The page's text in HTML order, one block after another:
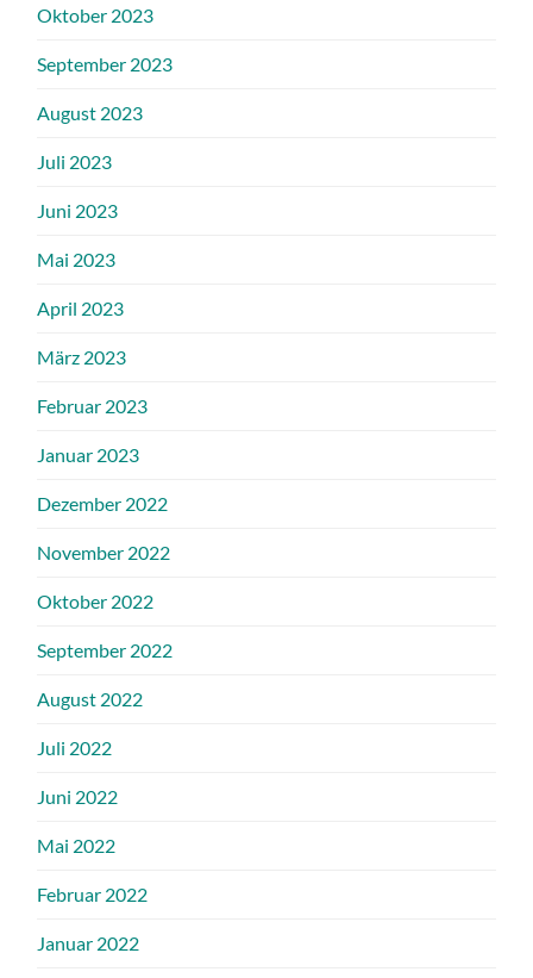
Oktober 2023
September 2023
August 2023
Juli 2023
Juni 2023
Mai 2023
April 2023
März 2023
Februar 2023
Januar 2023
Dezember 2022
November 2022
Oktober 2022
September 2022
August 2022
Juli 2022
Juni 2022
Mai 2022
Februar 2022
Januar 2022